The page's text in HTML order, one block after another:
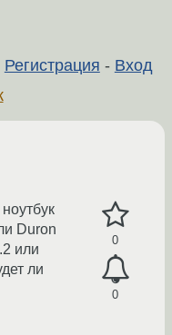
Регистрация - Вход
0
0
Duron
или
ли